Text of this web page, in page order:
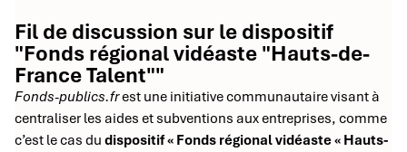
Fil de discussion sur le dispositif
"Fonds régional vidéaste "Hauts-de-
France Talent""
Fonds-publics.frest une initiative communautaire visant à
centraliser les aides et subventions aux entreprises, comme
c’est le cas du dispositif « Fonds régional vidéaste « Hauts-